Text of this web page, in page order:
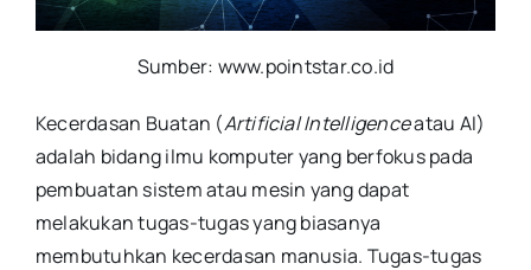
Sumber: www.pointstar.co.id
Kecerdasan Buatan (Artificial Intelligenceatau AI)
adalah bidang ilmu komputer yang berfokus pada
pembuatan sistem atau mesin yang dapat
melakukan tugas-tugas yang biasanya
membutuhkan kecerdasan manusia. Tugas-tugas